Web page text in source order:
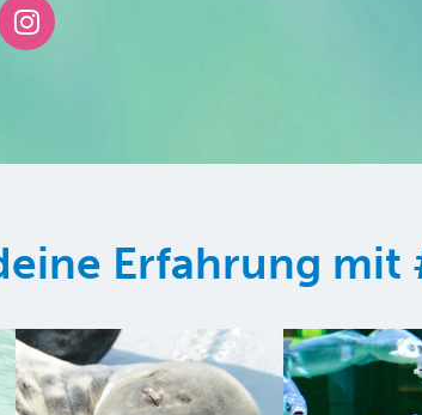
Erfahrung mit